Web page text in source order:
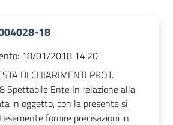
18
18/01/2018 14:20
DI CHIARIMENTI PROT.
Spettabile Ente In relazione alla
in oggetto, con la presente si
fornire precisazioni in